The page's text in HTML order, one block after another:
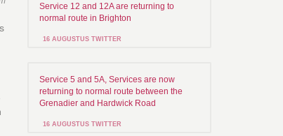
Service 12 and 12A are returning to
normal route in Brighton
16 AUGUSTUS TWITTER
Service 5 and 5A, Services are now
returning to normal route between the
Grenadier and Hardwick Road
16 AUGUSTUS TWITTER